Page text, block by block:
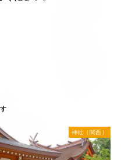
神社（関西）